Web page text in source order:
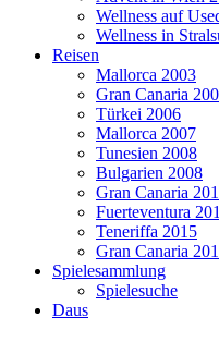
Wellness auf
Wellness in
Reisen
Mallorca 2003
Gran Canaria
Türkei 2006
Mallorca 2007
Tunesien 2008
Bulgarien 2008
Gran Canaria
Fuerteventura
Teneriffa 2015
Gran Canaria
Spielesammlung
Spielesuche
Daus